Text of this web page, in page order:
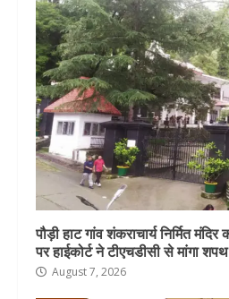
पौड़ी हाट गांव शंकराचार्य निर्मित मंदिर
पर हाईकोर्ट ने टीएचडीसी से मांगा
August 7, 2026